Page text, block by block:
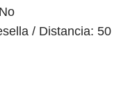
/ Distancia: 50